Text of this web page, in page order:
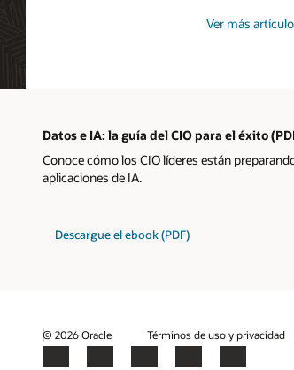
Ver más
Datos e IA: la guía del CIO para el éxito
Conoce cómo los CIO líderes están
aplicaciones de IA.
Descargue el ebook (PDF)
© 2026 Oracle Términos de uso y privacidad
Facebook
X LinkedInYouTubeInstagram